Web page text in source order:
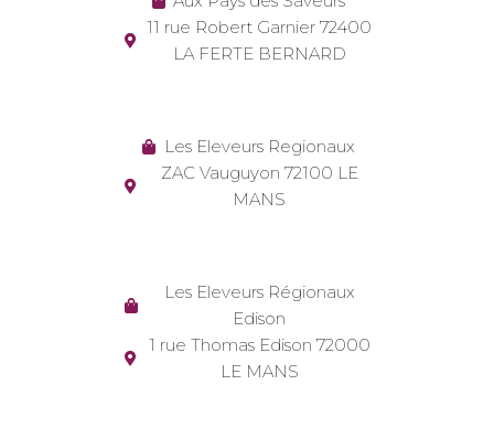
11 rue Robert Garnier 72400
LA FERTE BERNARD
Les Eleveurs Regionaux
ZAC Vauguyon 72100 LE
MANS
Les Eleveurs Régionaux
Edison
1 rue Thomas Edison 72000
LE MANS